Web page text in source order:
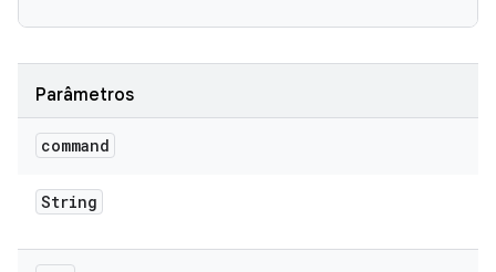
Parâmetros
command
String